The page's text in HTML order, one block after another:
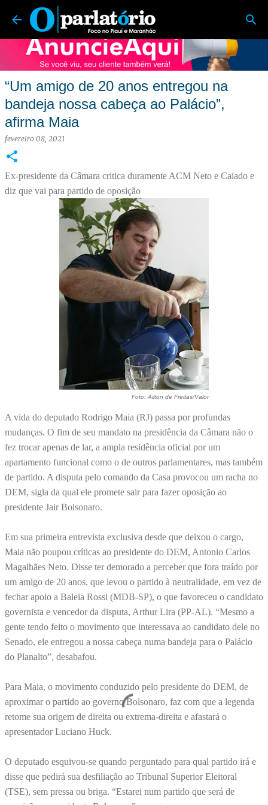
Pular para o conteúdo principal
O Parlatório | Foco no Piauí e Maranhão
“Um amigo de 20 anos entregou na
bandeja nossa cabeça ao Palácio”,
afirma Maia
fevereiro 08, 2021
Ex-presidente da Câmara critica duramente ACM Neto e Caiado e
diz que vai para partido de oposição
Foto: Ailton de Freitas/Valor
A vida do deputado Rodrigo Maia (RJ) passa por profundas
mudanças. O fim de seu mandato na presidência da Câmara não o
fez trocar apenas de lar, a ampla residência oficial por um
apartamento funcional como o de outros parlamentares, mas também
de partido. A disputa pelo comando da Casa provocou um racha no
DEM, sigla da qual ele promete sair para fazer oposição ao
presidente Jair Bolsonaro.
Em sua primeira entrevista exclusiva desde que deixou o cargo,
Maia não poupou críticas ao presidente do DEM, Antonio Carlos
Magalhães Neto. Disse ter demorado a perceber que fora traído por
um amigo de 20 anos, que levou o partido à neutralidade, em vez de
fechar apoio a Baleia Rossi (MDB-SP), o que favoreceu o candidato
governista e vencedor da disputa, Arthur Lira (PP-AL). “Mesmo a
gente tendo feito o movimento que interessava ao candidato dele no
Senado, ele entregou a nossa cabeça numa bandeja para o Palácio
do Planalto”, desabafou.
Para Maia, o movimento conduzido pelo presidente do DEM, de
aproximar o partido ao governo Bolsonaro, faz com que a legenda
retome sua origem de direita ou extrema-direita e afastará o
apresentador Luciano Huck.
O deputado esquivou-se quando perguntado para qual partido irá e
disse que pedirá sua desfiliação ao Tribunal Superior Eleitoral
(TSE), sem pressa ou briga. “Estarei num partido que será de